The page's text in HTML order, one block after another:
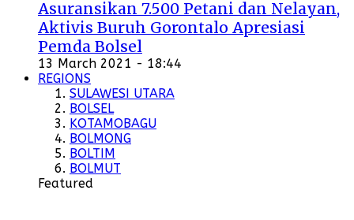
Asuransikan 7.500 Petani dan Nelayan,
Aktivis Buruh Gorontalo Apresiasi
Pemda Bolsel
13 March 2021 - 18:44
REGIONS
SULAWESI UTARA
BOLSEL
KOTAMOBAGU
BOLMONG
BOLTIM
BOLMUT
Featured